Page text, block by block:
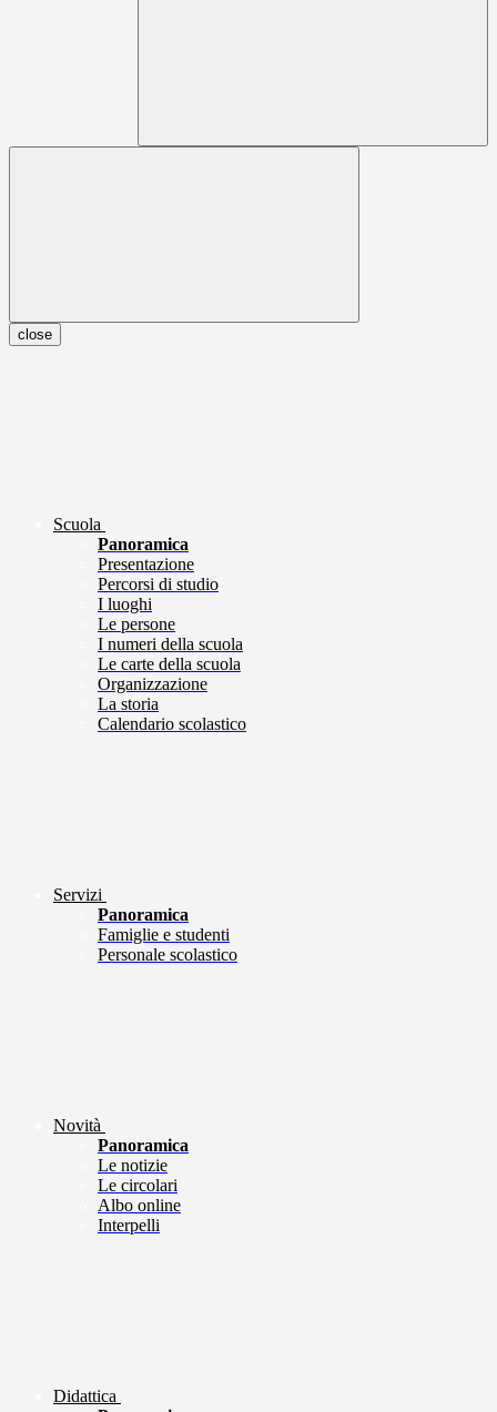
close
Scuola
Panoramica
Presentazione
Percorsi di studio
I luoghi
Le persone
I numeri della scuola
Le carte della scuola
Organizzazione
La storia
Calendario scolastico
Servizi
Panoramica
Famiglie e studenti
Personale scolastico
Novità
Panoramica
Le notizie
Le circolari
Albo online
Interpelli
Didattica